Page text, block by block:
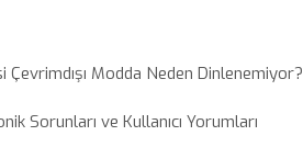
Modda Neden Dinlenemiyor?
Sorunları ve Kullanıcı Yorumları